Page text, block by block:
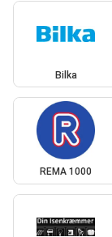
Bilka
REMA 1000